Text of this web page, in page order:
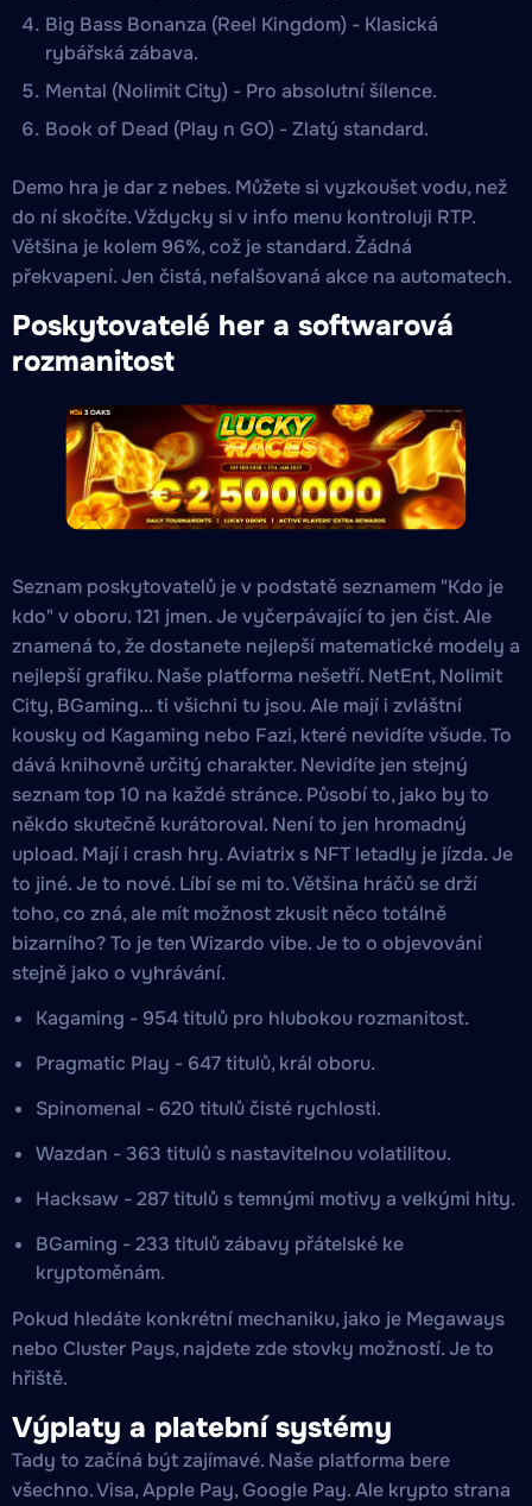
Big Bass Bonanza (Reel Kingdom) - Klasická
rybářská zábava.
Mental (Nolimit City) - Pro absolutní šílence.
Book of Dead (Play n GO) - Zlatý standard.
Demo hra je dar z nebes. Můžete si vyzkoušet vodu, než
do ní skočíte. Vždycky si v info menu kontroluji RTP.
Většina je kolem 96%, což je standard. Žádná
překvapení. Jen čistá, nefalšovaná akce na automatech.
Poskytovatelé her a softwarová
rozmanitost
Seznam poskytovatelů je v podstatě seznamem "Kdo je
kdo" v oboru. 121 jmen. Je vyčerpávající to jen číst. Ale
znamená to, že dostanete nejlepší matematické modely a
nejlepší grafiku. Naše platforma nešetří. NetEnt, Nolimit
City, BGaming... ti všichni tu jsou. Ale mají i zvláštní
kousky od Kagaming nebo Fazi, které nevidíte všude. To
dává knihovně určitý charakter. Nevidíte jen stejný
seznam top 10 na každé stránce. Působí to, jako by to
někdo skutečně kurátoroval. Není to jen hromadný
upload. Mají i crash hry. Aviatrix s NFT letadly je jízda. Je
to jiné. Je to nové. Líbí se mi to. Většina hráčů se drží
toho, co zná, ale mít možnost zkusit něco totálně
bizarního? To je ten Wizardo vibe. Je to o objevování
stejně jako o vyhrávání.
Kagaming - 954 titulů pro hlubokou rozmanitost.
Pragmatic Play - 647 titulů, král oboru.
Spinomenal - 620 titulů čisté rychlosti.
Wazdan - 363 titulů s nastavitelnou volatilitou.
Hacksaw - 287 titulů s temnými motivy a velkými hity.
BGaming - 233 titulů zábavy přátelské ke
kryptoměnám.
Pokud hledáte konkrétní mechaniku, jako je Megaways
nebo Cluster Pays, najdete zde stovky možností. Je to
hřiště.
Výplaty a platební systémy
Tady to začíná být zajímavé. Naše platforma bere
všechno. Visa, Apple Pay, Google Pay. Ale krypto strana